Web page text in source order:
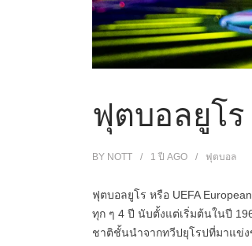
ฟุตบอลยูโร
BY NOTT 1 ปี AGO ฟุตบอล
ฟุตบอลยูโร หรือ UEFA
ทุก ๆ 4 ปี นับตั้งแต่เริ่มต้นในปี
ชาติชั้นนำจากทวีปยุโรปที่มาแข่